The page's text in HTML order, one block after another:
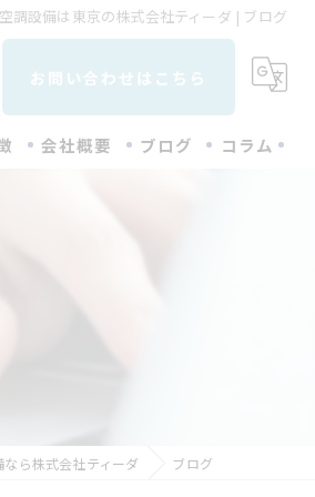
空調設備は東京の株式会社ティーダ | ブログ
お問い合わせはこちら
会社概要 ブログ コラム
ら株式会社ティーダ ブログ